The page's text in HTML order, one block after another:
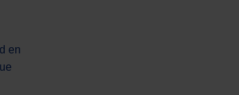
en